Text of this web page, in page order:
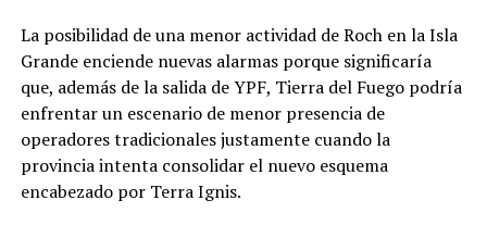
La posibilidad de una menor actividad de Roch en la Isla
Grande enciende nuevas alarmas porque significaría
que, además de la salida de YPF, Tierra del Fuego podría
enfrentar un escenario de menor presencia de
operadores tradicionales justamente cuando la
provincia intenta consolidar el nuevo esquema
encabezado por Terra Ignis.